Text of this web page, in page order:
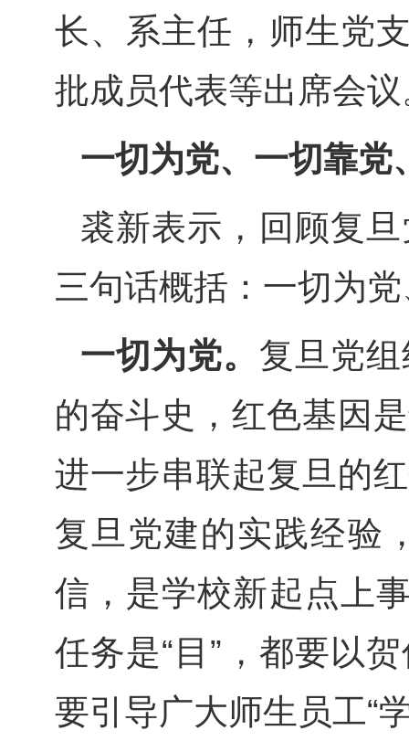
长、系主任，师生党
批成员代表等出席会
一切为党、一切靠党
裘新表示，回顾复
三句话概括：一切为
一切为党。 复旦党
的奋斗史，红色基因
进一步串联起复旦的
复旦党建的实践经验
信，是学校新起点上
任务是“目”，都要以
要引导广大师生员工“